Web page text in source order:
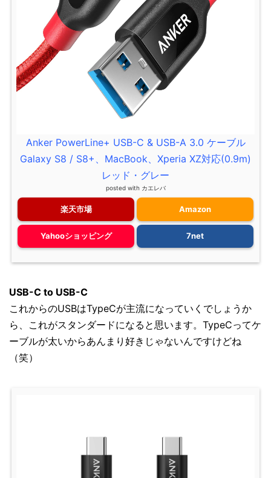
Anker PowerLine+ USB-C & USB-A 3.0 ケーブル
Galaxy S8 / S8+、MacBook、Xperia XZ対応(0.9m)
レッド・グレー
posted with カエレバ
楽天市場 Amazon
Yahooショッピング 7net
USB-C to USB-C
これからのUSBはTypeCが主流になっていくでしょうか
ら、これがスタンダードになると思います。TypeCってケ
ーブルが太いからあんまり好きじゃないんですけどね
（笑）